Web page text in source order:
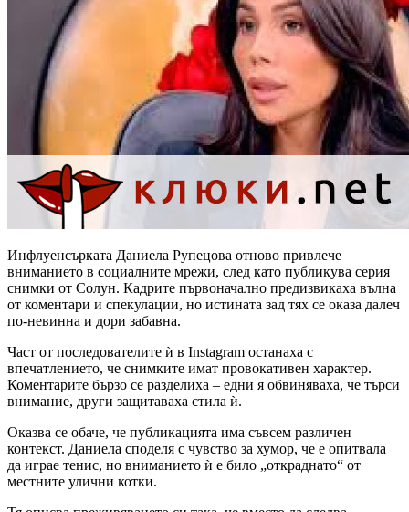
Инфлуенсърката Даниела Рупецова отново привлече
вниманието в социалните мрежи, след като публикува серия
снимки от Солун. Кадрите първоначално предизвикаха вълна
от коментари и спекулации, но истината зад тях се оказа далеч
по-невинна и дори забавна.
Част от последователите ѝ в Instagram останаха с
впечатлението, че снимките имат провокативен характер.
Коментарите бързо се разделиха – едни я обвиняваха, че търси
внимание, други защитаваха стила ѝ.
Оказва се обаче, че публикацията има съвсем различен
контекст. Даниела споделя с чувство за хумор, че е опитвала
да играе тенис, но вниманието ѝ е било „откраднато“ от
местните улични котки.